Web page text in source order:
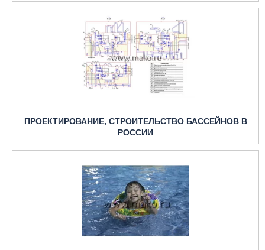
ПРОЕКТИРОВАНИЕ, СТРОИТЕЛЬСТВО БАССЕЙНОВ В
РОССИИ